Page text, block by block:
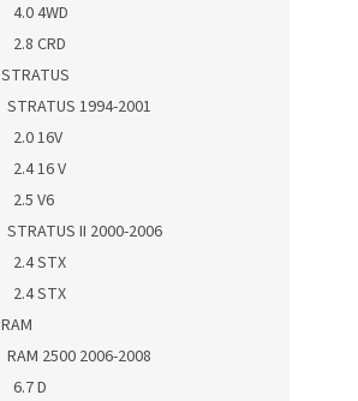
4.0 4WD
2.8 CRD
STRATUS
STRATUS 1994-2001
2.0 16V
2.4 16 V
2.5 V6
STRATUS II 2000-2006
2.4 STX
2.4 STX
RAM
RAM 2500 2006-2008
6.7 D